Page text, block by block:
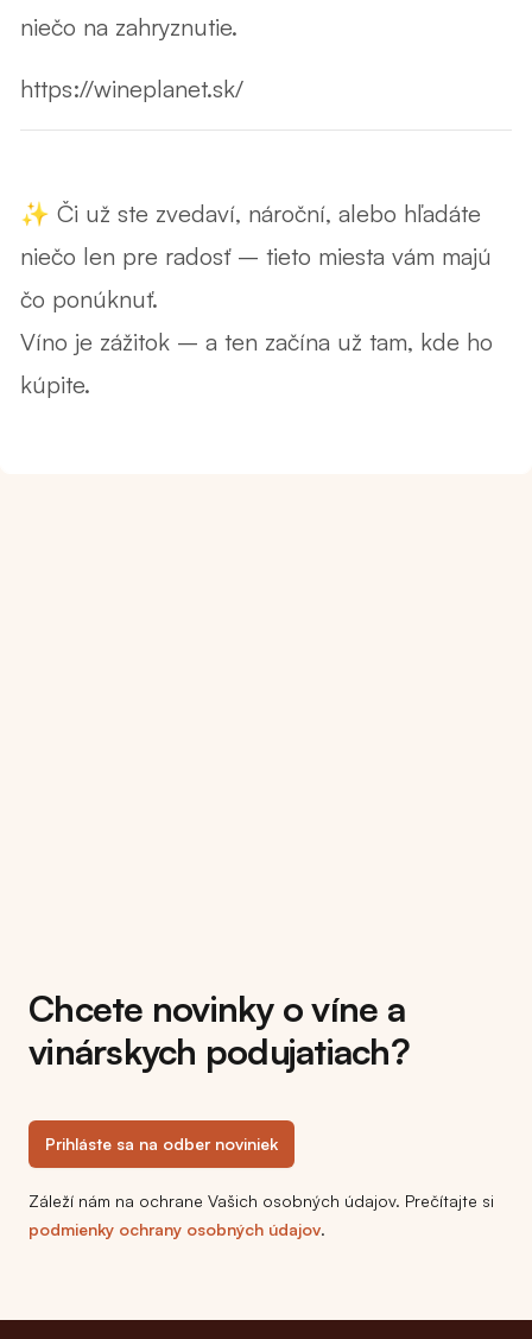
niečo na zahryznutie.
https://wineplanet.sk/
✨ Či už ste zvedaví, nároční, alebo hľadáte
niečo len pre radosť – tieto miesta vám majú
čo ponúknuť.
Víno je zážitok – a ten začína už tam, kde ho
kúpite.
Chcete novinky o víne a
vinárskych podujatiach?
Prihláste sa na odber noviniek
Záleží nám na ochrane Vašich osobných údajov. Prečítajte si
podmienky ochrany osobných údajov.